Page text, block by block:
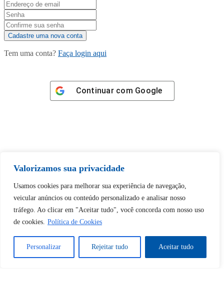
Valorizamos sua privacidade
Usamos cookies para melhorar sua experiência de navegação,
veicular anúncios ou conteúdo personalizado e analisar nosso
tráfego. Ao clicar em "Aceitar tudo", você concorda com nosso uso
de cookies. Política de Cookies
Personalizar Rejeitar tudo Aceitar tudo
Tem uma conta? Faça login aqui
Continuar com Google
desbloquear esta publicação?
Desbloquear esquerda : 0